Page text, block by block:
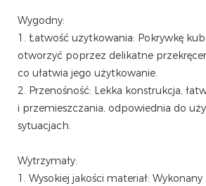
Wygodny:
1. Łatwość użytkowania: Pokrywkę
otworzyć poprzez delikatne
co ułatwia jego użytkowanie.
2. Przenośność: Lekka konstrukcja,
i przemieszczania, odpowiednia do
sytuacjach.
Wytrzymały:
1. Wysokiej jakości materiał: